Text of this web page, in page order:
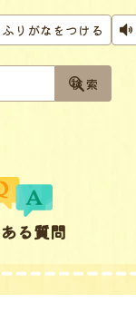
ふりがなをつける
る質問